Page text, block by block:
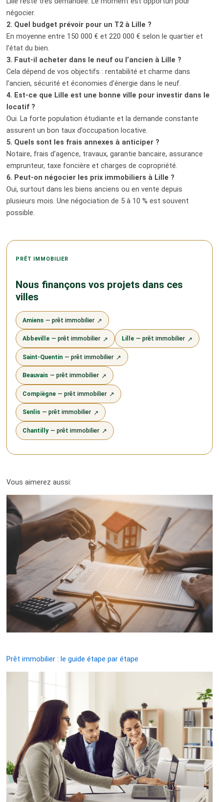
négocier.
2. Quel budget prévoir pour un T2 à Lille ?
En moyenne entre 150 000 € et 220 000 € selon le quartier et
l’état du bien.
3. Faut-il acheter dans le neuf ou l’ancien à Lille ?
Cela dépend de vos objectifs : rentabilité et charme dans
l’ancien, sécurité et économies d’énergie dans le neuf.
4. Est-ce que Lille est une bonne ville pour investir dans le
locatif ?
Oui. La forte population étudiante et la demande constante
assurent un bon taux d’occupation locative.
5. Quels sont les frais annexes à anticiper ?
Notaire, frais d’agence, travaux, garantie bancaire, assurance
emprunteur, taxe foncière et charges de copropriété.
6. Peut-on négocier les prix immobiliers à Lille ?
Oui, surtout dans les biens anciens ou en vente depuis
plusieurs mois. Une négociation de 5 à 10 % est souvent
possible.
PRÊT IMMOBILIER
Nous finançons vos projets dans ces
villes
Amiens — prêt immobilier ↗
Abbeville — prêt immobilier ↗ Lille — prêt immobilier ↗
Saint-Quentin — prêt immobilier ↗
Beauvais — prêt immobilier ↗
Compiègne — prêt immobilier ↗
Senlis — prêt immobilier ↗
Chantilly — prêt immobilier ↗
Vous aimerez aussi:
Prêt immobilier : le guide étape par étape